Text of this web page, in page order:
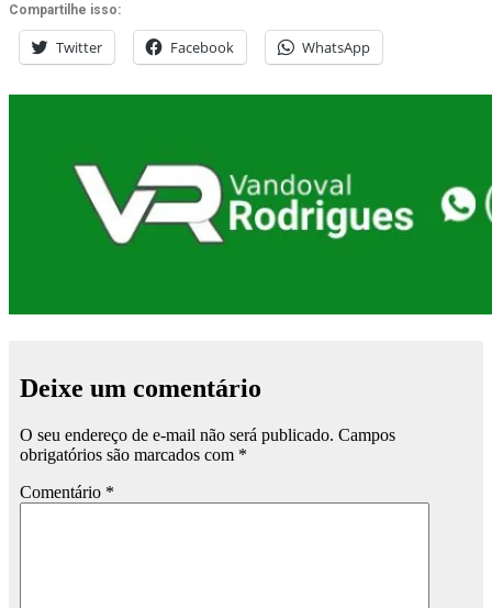
Compartilhe isso:
Twitter Facebook WhatsApp
Deixe um comentário
O seu endereço de e-mail não será publicado. Campos
obrigatórios são marcados com *
Comentário *